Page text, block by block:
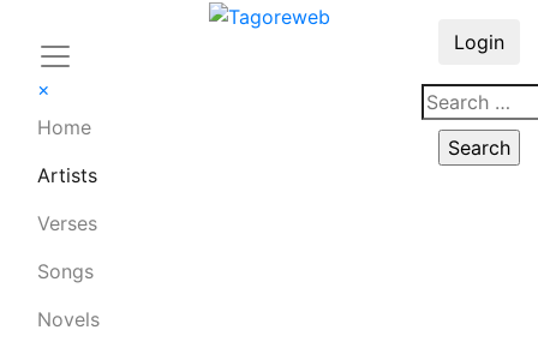
×
Home
Artists
Verses
Songs
Novels
Login